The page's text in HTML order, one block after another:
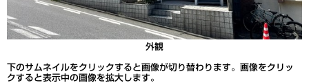
外観
下のサムネイルをクリックすると画像が切り替わります。画像をクリッ
クすると表示中の画像を拡大します。